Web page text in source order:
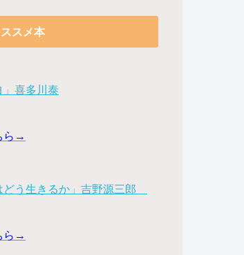
スメ本
」喜多川泰
ら→
どう生きるか」吉野源三郎
ら→